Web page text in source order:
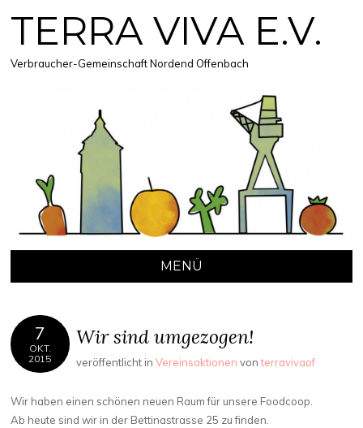
TERRA VIVA E.V.
Verbraucher-Gemeinschaft Nordend Offenbach
MENÜ
INHALT
SPRINGEN
7
OKT.
2015
Wir sind umgezogen!
veröffentlicht in Vereinsaktionen vonterravivaof
Wir haben einen schönen neuen Raum für unsere Foodcoop.
Ab heute sind wir in der Bettinastrasse 25 zu finden.